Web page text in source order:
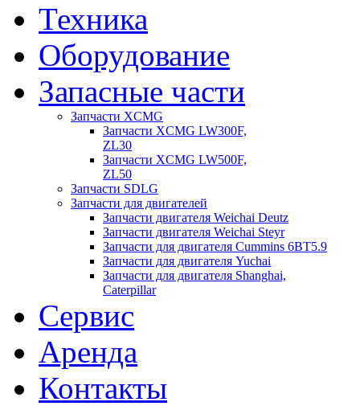
Техника
Оборудование
Запасные части
Запчасти XCMG
Запчасти XCMG LW300F,
ZL30
Запчасти XCMG LW500F,
ZL50
Запчасти SDLG
Запчасти для двигателей
Запчасти двигателя Weichai Deutz
Запчасти двигателя Weichai Steyr
Запчасти для двигателя Cummins 6BT5.9
Запчасти для двигателя Yuchai
Запчасти для двигателя Shanghai,
Caterpillar
Сервис
Аренда
Контакты